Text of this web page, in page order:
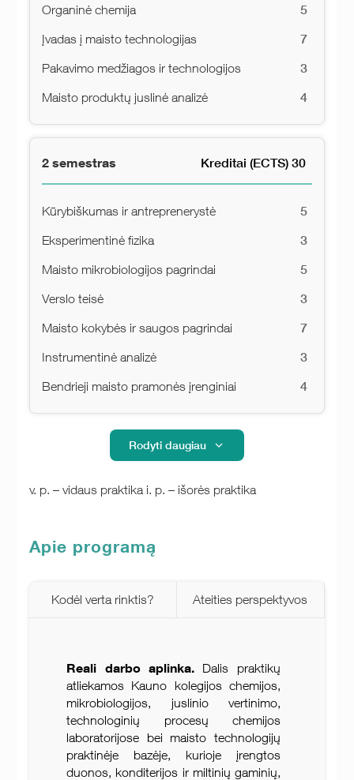
Organinė chemija 5
Įvadas į maisto technologijas 7
Pakavimo medžiagos ir technologijos 3
Maisto produktų juslinė analizė 4
2 semestras Kreditai (ECTS) 30
Kūrybiškumas ir antreprenerystė 5
Eksperimentinė fizika 3
Maisto mikrobiologijos pagrindai 5
Verslo teisė 3
Maisto kokybės ir saugos pagrindai 7
Instrumentinė analizė 3
Bendrieji maisto pramonės įrenginiai 4
Rodyti daugiau
v. p. – vidaus praktika i. p. – išorės praktika
Apie programą
Kodėl verta rinktis? Ateities perspektyvos
Reali darbo aplinka. Dalis praktikų
atliekamos Kauno kolegijos chemijos,
mikrobiologijos, juslinio vertinimo,
technologinių procesų chemijos
laboratorijose bei maisto technologijų
praktinėje bazėje, kurioje įrengtos
duonos, konditerijos ir miltinių gaminių,